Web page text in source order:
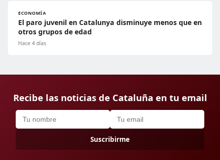
ECONOMÍA
El paro juvenil en Catalunya disminuye menos que en
otros grupos de edad
Hace 4 días
Recibe las noticias de Cataluña en tu email
Suscribirme